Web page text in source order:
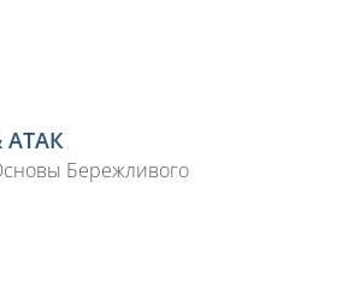
АТАК
Бережливого